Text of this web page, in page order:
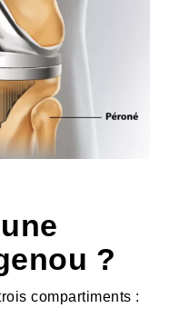
?
compartiments :